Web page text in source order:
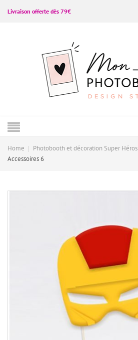
Livraison offerte dès 79€
Home Photobooth et décoration Super Héros
Accessoires 6